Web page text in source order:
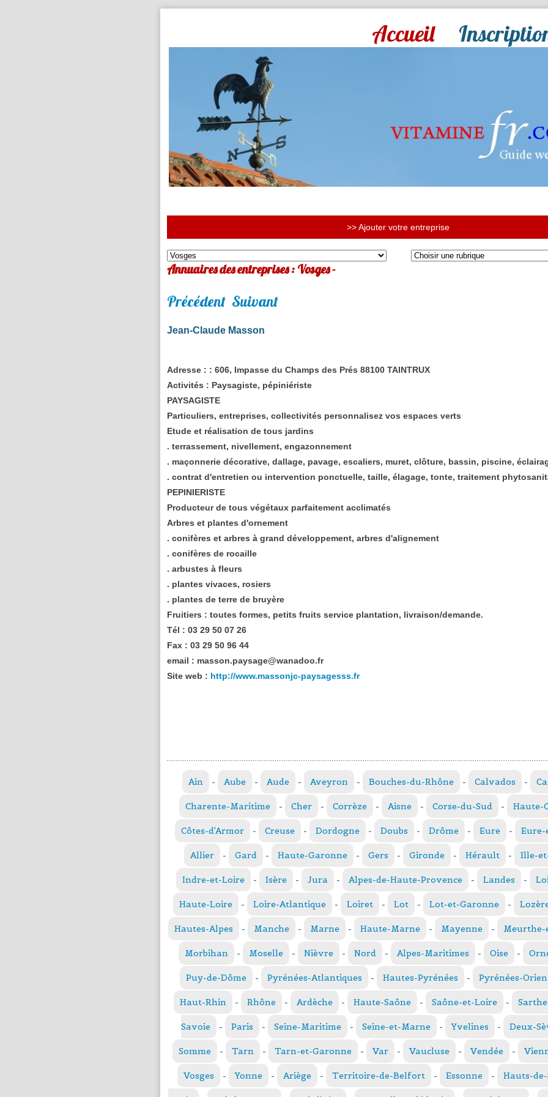
Accueil
>> Ajouter votre entreprise
Annuaires des entreprises : Vosges -
Précédent Suivant
Jean-Claude Masson
Adresse : : 606, Impasse du Champs des Prés 88100 TAINTRUX
Activités : Paysagiste, pépiniériste
PAYSAGISTE
Particuliers, entreprises, collectivités personnalisez vos espaces verts
Etude et réalisation de tous jardins
. terrassement, nivellement, engazonnement
. maçonnerie décorative, dallage, pavage, escaliers, muret, clôture, bassin, piscine,
. contrat d'entretien ou intervention ponctuelle, taille, élagage, tonte, traitement
PEPINIERISTE
Producteur de tous végétaux parfaitement acclimatés
Arbres et plantes d'ornement
. conifères et arbres à grand développement, arbres d'alignement
. conifères de rocaille
. arbustes à fleurs
. plantes vivaces, rosiers
. plantes de terre de bruyère
Fruitiers : toutes formes, petits fruits service plantation, livraison/demande.
Tél : 03 29 50 07 26
Fax : 03 29 50 96 44
email : masson.paysage@wanadoo.fr
Site web : http://www.massonjc-paysagesss.fr
Ain - Aube - Aude - Aveyron - Bouches-du-Rhône - Calvados -
Charente-Maritime - Cher - Corrèze - Aisne - Corse-du-Sud - Haute-
Côtes-d'Armor - Creuse - Dordogne - Doubs - Drôme - Eure -
Allier - Gard - Haute-Garonne - Gers - Gironde - Hérault - Ille-
Indre-et-Loire - Isère - Jura - Alpes-de-Haute-Provence - Landes -
Haute-Loire - Loire-Atlantique - Loiret - Lot - Lot-et-Garonne -
Hautes-Alpes - Manche - Marne - Haute-Marne - Mayenne - Meurthe-
Morbihan - Moselle - Nièvre - Nord - Alpes-Maritimes - Oise -
Puy-de-Dôme - Pyrénées-Atlantiques - Hautes-Pyrénées - Pyrénées-
Haut-Rhin - Rhône - Ardèche - Haute-Saône - Saône-et-Loire - Sarthe
Savoie - Paris - Seine-Maritime - Seine-et-Marne - Yvelines - Deux-
Somme - Tarn - Tarn-et-Garonne - Var - Vaucluse - Vendée -
Vosges - Yonne - Ariège - Territoire-de-Belfort - Essonne - Hauts-